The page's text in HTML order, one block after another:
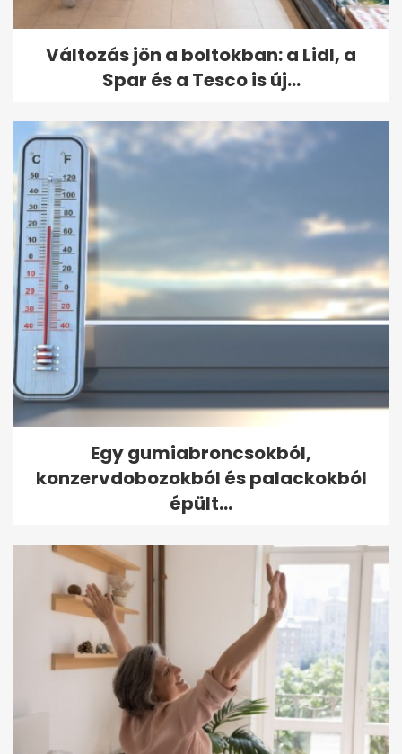
Változás jön a boltokban: a Lidl, a
Spar és a Tesco is új...
Egy gumiabroncsokból,
konzervdobozokból és palackokból
épült...